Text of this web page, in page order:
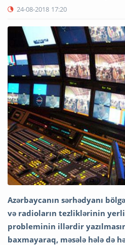
24-08-2018 17:20
Azərbaycanın sərhədyanı
və radioların tezliklərinin yerli
probleminin illərdir
baxmayaraq, məsələ hələ də